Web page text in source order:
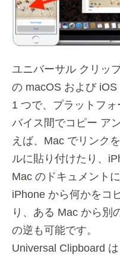
ユニバーサル クリッ
の macOS および
1 つで、プラットフ
バイス間でコピー ア
えば、Mac でリンク
ルに貼り付けたり、
Mac のドキュメント
iPhone から何かをコ
り、ある Mac から別
の逆も可能です。
Universal Clipboard